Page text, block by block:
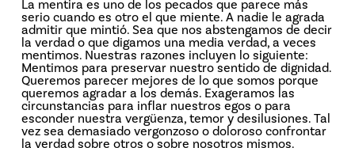
La mentira es uno de los pecados que parece más
serio cuando es otro el que miente. A nadie le agrada
admitir que mintió. Sea que nos abstengamos de decir
la verdad o que digamos una media verdad, a veces
mentimos. Nuestras razones incluyen lo siguiente:
Mentimos para preservar nuestro sentido de dignidad.
Queremos parecer mejores de lo que somos porque
queremos agradar a los demás. Exageramos las
circunstancias para inflar nuestros egos o para
esconder nuestra vergüenza, temor y desilusiones. Tal
vez sea demasiado vergonzoso o doloroso confrontar
la verdad sobre otros o sobre nosotros mismos.